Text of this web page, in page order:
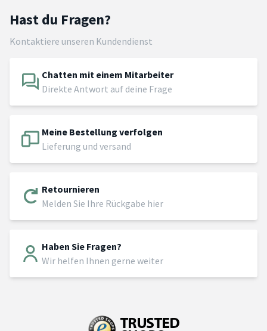
Hast du Fragen?
Kontaktiere unseren Kundendienst
Chatten mit einem Mitarbeiter
Direkte Antwort auf deine Frage
Meine Bestellung verfolgen
Lieferung und versand
Retournieren
Melden Sie Ihre Rückgabe hier
Haben Sie Fragen?
Wir helfen Ihnen gerne weiter